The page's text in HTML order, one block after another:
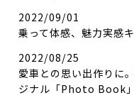
2022/09/01
乗って体感、魅力実感
2022/08/25
愛車との思い出作りに
ジナル「Photo Book」